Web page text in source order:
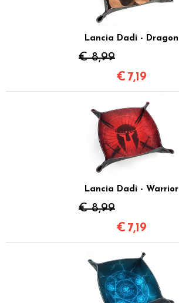
Lancia Dadi - Dragon
€ 8,99
€ 7,19
Lancia Dadi - Warrior
€ 8,99
€ 7,19